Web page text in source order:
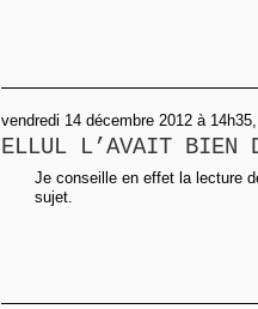
vendredi 14 décembre 2012 à
ELLUL L’AVAIT
Je conseille en effet la lecture
sujet.